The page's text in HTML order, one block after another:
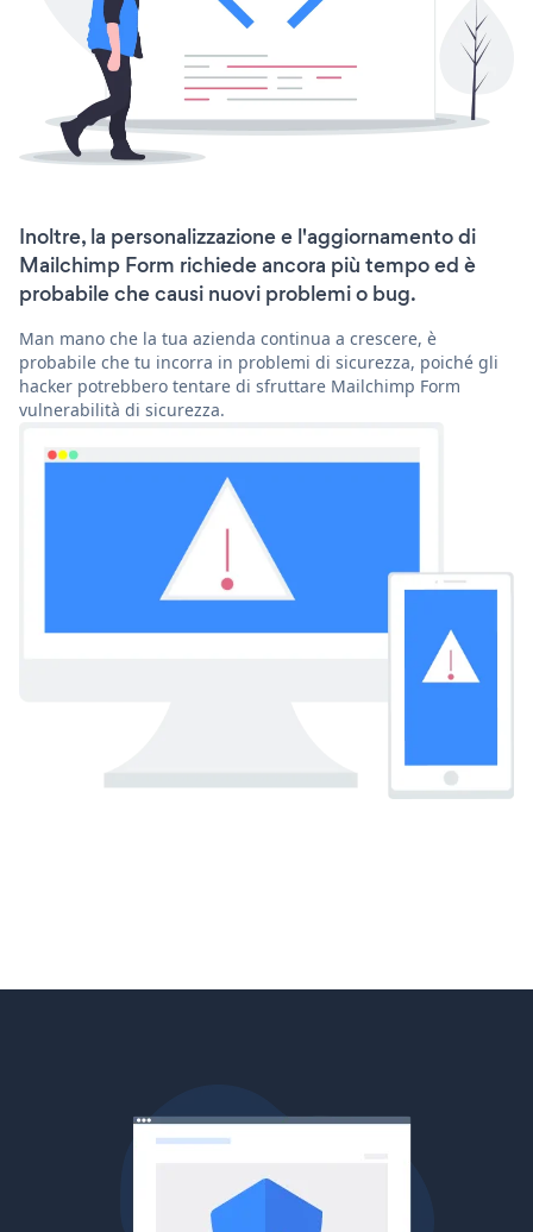
Inoltre, la personalizzazione e l'aggiornamento di
Mailchimp Form richiede ancora più tempo ed è
probabile che causi nuovi problemi o bug.
Man mano che la tua azienda continua a crescere, è
probabile che tu incorra in problemi di sicurezza, poiché gli
hacker potrebbero tentare di sfruttare Mailchimp Form
vulnerabilità di sicurezza.